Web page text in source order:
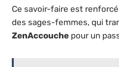
Ce savoir-faire est
des sages-femmes, qui
ZenAccouche pour un